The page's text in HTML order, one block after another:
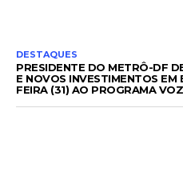
DESTAQUES
PRESIDENTE DO METRÔ-DF
E NOVOS INVESTIMENTOS EM
FEIRA (31) AO PROGRAMA